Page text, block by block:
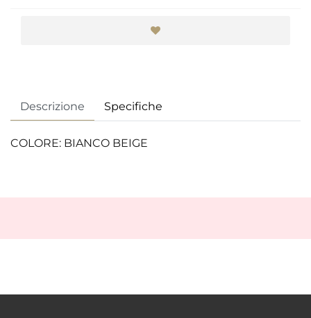
Descrizione Specifiche
COLORE: BIANCO BEIGE